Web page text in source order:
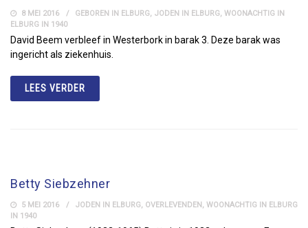
8 MEI 2016 GEBOREN IN ELBURG, JODEN IN ELBURG, WOONACHTIG IN
ELBURG IN 1940
David Beem verbleef in Westerbork in barak 3. Deze barak was
ingericht als ziekenhuis.
LEES VERDER
Betty Siebzehner
5 MEI 2016 JODEN IN ELBURG, OVERLEVENDEN, WOONACHTIG IN ELBURG
IN 1940